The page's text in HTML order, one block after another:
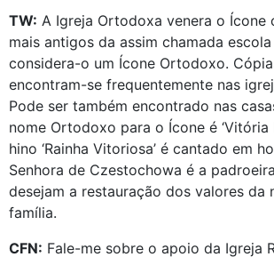
TW: A Igreja Ortodoxa venera o Ícone
mais antigos da assim chamada
considera-o um Ícone Ortodoxo.
encontram-se frequentemente nas
Pode ser também encontrado nas
nome Ortodoxo para o Ícone é ‘Vitória
hino ‘Rainha Vitoriosa’ é cantado em
Senhora de Czestochowa é a
desejam a restauração dos valores da
família.
CFN: Fale-me sobre o apoio da Igreja